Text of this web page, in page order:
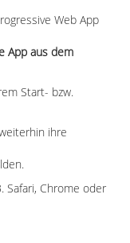
Web App
App aus dem
Start- bzw.
ihre
Safari, Chrome oder